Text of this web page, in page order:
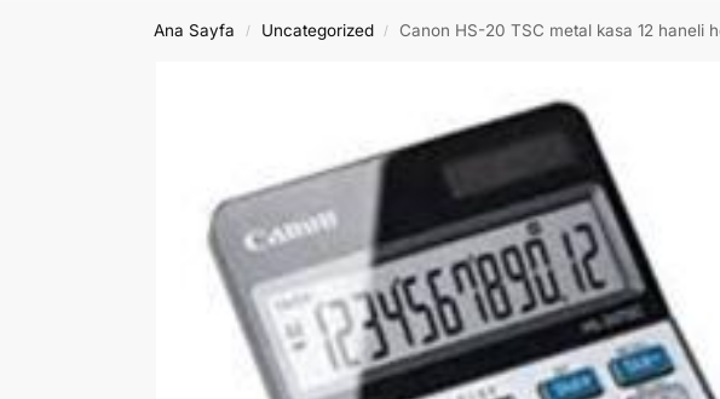
Ana Sayfa / Uncategorized / Canon HS-20 TSC metal kasa 12 haneli